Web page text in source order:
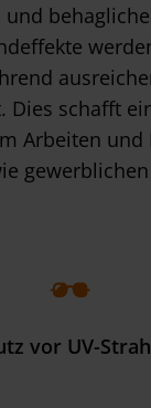
Dies schafft
Arbeiten und
vor UV-